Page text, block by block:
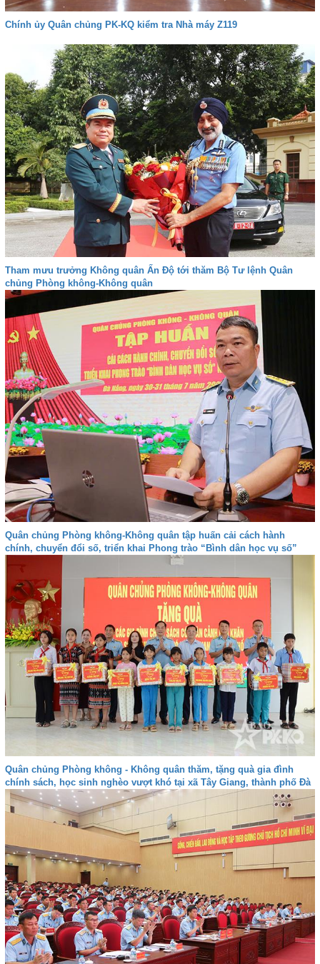
Chính ủy Quân chủng PK-KQ kiểm tra Nhà máy Z119
Tham mưu trưởng Không quân Ấn Độ tới thăm Bộ Tư lệnh Quân
chủng Phòng không-Không quân
Quân chủng Phòng không-Không quân tập huấn cải cách hành
chính, chuyển đổi số, triển khai Phong trào “Bình dân học vụ số”
Quân chủng Phòng không - Không quân thăm, tặng quà gia đình
chính sách, học sinh nghèo vượt khó tại xã Tây Giang, thành phố Đà
nẵng